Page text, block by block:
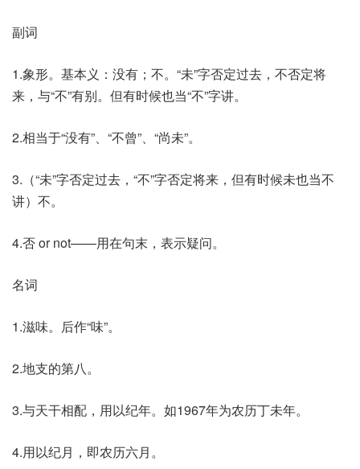
副词
1.象形。基本义：没有；不。“未”字否定过去，不否定将
来，与“不”有别。但有时候也当“不”字讲。
2.相当于“没有”、“不曾”、“尚未”。
3.（“未”字否定过去，“不”字否定将来，但有时候未也当不
讲）不。
4.否 or not——用在句末，表示疑问。
名词
1.滋味。后作“味”。
2.地支的第八。
3.与天干相配，用以纪年。如1967年为农历丁未年。
4.用以纪月，即农历六月。